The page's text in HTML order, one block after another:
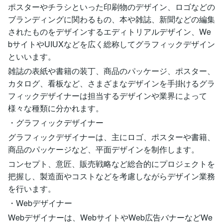
ポスターやチラシといった印刷物のデザイン、ロゴなどの
ブランディングに関わるもの、本や雑誌、新聞などの編集
されたものをデザインするエディトリアルデザイン、We
bサイトやUIUXなどを広く総称してグラフィックデザイン
といいます。
雑誌の表紙や書籍の装丁、商品のパッケージ、ポスター、
カタログ、看板など、さまざまなデザインを手掛けるグラ
フィックデザイナーは担当するデザインや業界によって
様々な種類に分かれます。
・グラフィックデザイナー
グラフィックデザイナーは、主にロゴ、ポスターや書籍、
商品のパッケージなど、平面デザインを制作します。
コンセプト、意匠、販売戦略など総合的にプロジェクトを
把握し、製造面やコストなどを考慮しながらデザイン業務
を行います。
・Webデザイナー
Webデザイナーは、WebサイトやWeb広告バナーなどWe